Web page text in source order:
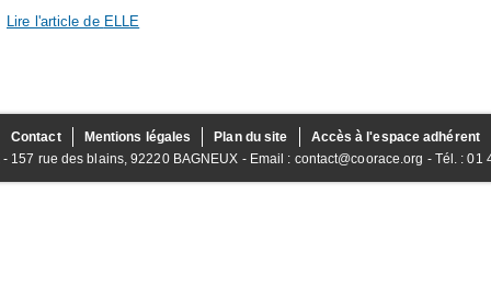
Lire l'article de ELLE
Contact Mentions légales Plan du site
Accès à l'espace adhérent
- 157 rue des blains, 92220 BAGNEUX - Email : contact@coorace.org - Tél. : 01